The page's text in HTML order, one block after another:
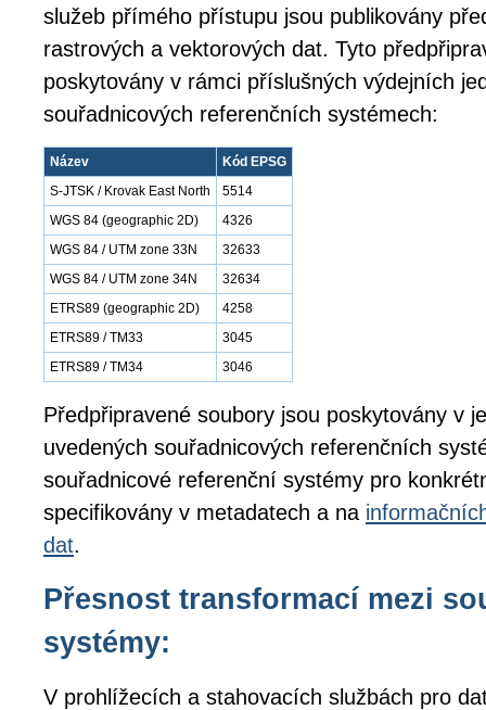
služeb přímého přístupu jsou publikovány
rastrových a vektorových dat. Tyto
poskytovány v rámci příslušných výdejních
souřadnicových referenčních systémech:
Název
Kód EPSG
S-JTSK / Krovak East North
5514
WGS 84 (geographic 2D)
4326
WGS 84 / UTM zone 33N
32633
WGS 84 / UTM zone 34N
32634
ETRS89 (geographic 2D)
4258
ETRS89 / TM33
3045
ETRS89 / TM34
3046
Předpřipravené soubory jsou poskytovány v
uvedených souřadnicových referenčních
souřadnicové referenční systémy pro
specifikovány v metadatech a na
dat.
Přesnost transformací mezi
systémy:
V prohlížecích a stahovacích službách pro